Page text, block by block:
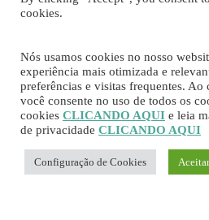
cookies.
Nós usamos cookies no nosso
experiência mais otimizada e
preferências e visitas frequentes.
você consente no uso de todos os
cookies CLICANDO AQUI e leia
de privacidade CLICANDO AQUI
Configuração de Cookies Aceitar